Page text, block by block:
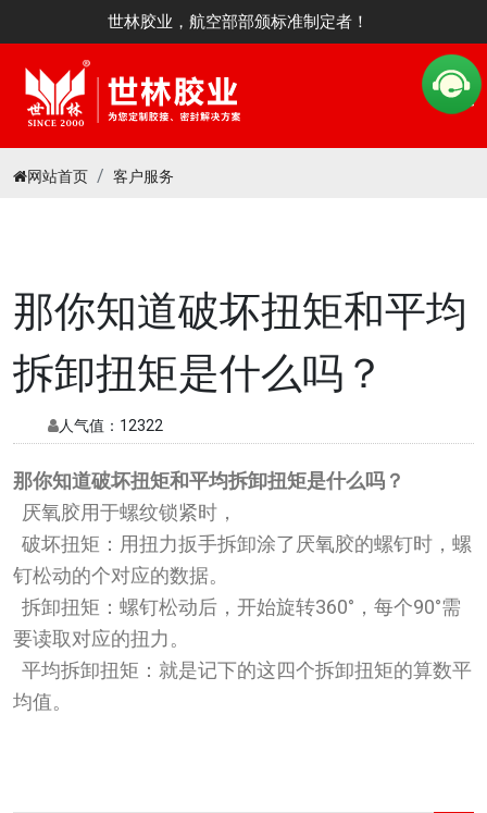
世林胶业，航空部部颁标准制定者！
网站首页 客户服务
那你知道破坏扭矩和平均
拆卸扭矩是什么吗？
人气值： 12322
那你知道破坏扭矩和平均拆卸扭矩是什么吗？
厌氧胶用于螺纹锁紧时，
破坏扭矩：用扭力扳手拆卸涂了厌氧胶的螺钉时，螺
钉松动的个对应的数据。
拆卸扭矩：螺钉松动后，开始旋转360°，每个90°需
要读取对应的扭力。
平均拆卸扭矩：就是记下的这四个拆卸扭矩的算数平
均值。